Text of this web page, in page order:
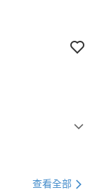
查看全部